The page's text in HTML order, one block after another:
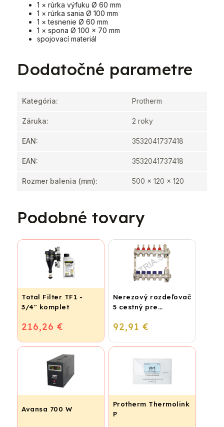
1 × rúrka výfuku Ø 60 mm
1 × rúrka sania Ø 100 mm
1 × tesnenie Ø 60 mm
1 × spona Ø 100 x 70 mm
spojovací materiál
Dodatočné parametre
Kategória: Protherm
Záruka: 2 roky
EAN: 3532041737418
EAN: 3532041737418
Rozmer balenia (mm): 500 x 120 x 120
Podobné tovary
Total Filter TF1 -
3/4" komplet
216,26 €
Nerezový rozdeľovač
5 cestný pre
vykurovanie
92,91 €
Avansa 700 W
Protherm Thermolink
P